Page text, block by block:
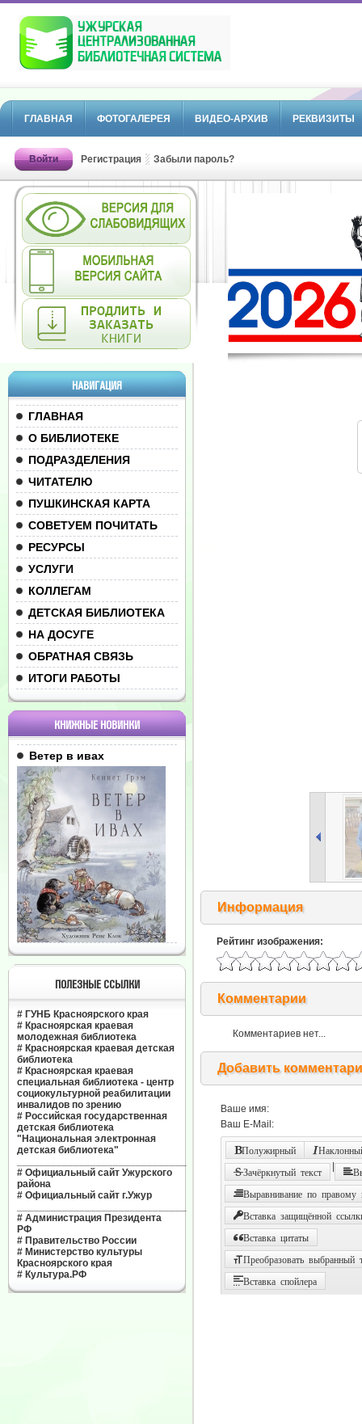
ГЛАВНАЯ ФОТОГАЛЕРЕЯ ВИДЕО-АРХИВ РЕКВИЗИТЫ
Войти Регистрация Забыли пароль?
НАВИГАЦИЯ
ГЛАВНАЯ
О БИБЛИОТЕКЕ
ПОДРАЗДЕЛЕНИЯ
ЧИТАТЕЛЮ
ПУШКИНСКАЯ КАРТА
СОВЕТУЕМ ПОЧИТАТЬ
РЕСУРСЫ
УСЛУГИ
КОЛЛЕГАМ
ДЕТСКАЯ БИБЛИОТЕКА
НА ДОСУГЕ
ОБРАТНАЯ СВЯЗЬ
ИТОГИ РАБОТЫ
КНИЖНЫЕ НОВИНКИ
Ветер в ивах
ПОЛЕЗНЫЕ ССЫЛКИ
# ГУНБ Красноярского края
# Красноярская краевая
молодежная библиотека
# Красноярская краевая детская
библиотека
# Красноярская краевая
специальная библиотека - центр
социокультурной реабилитации
инвалидов по зрению
# Российская государственная
детская библиотека
"Национальная электронная
детская библиотека"
# Официальный сайт Ужурского
района
# Официальный сайт г.Ужур
# Администрация Президента
РФ
# Правительство России
# Министерство культуры
Красноярского края
# Культура.РФ
Информация
Рейтинг изображения:
Комментарии
Комментариев нет...
Добавить
Ваше имя:
Ваш E-Mail:
Полужирный
Зачёркнутый текст
Выравнивание по правому
Вставка защищённой
Вставка цитаты
Преобразовать выбранный
Вставка спойлера